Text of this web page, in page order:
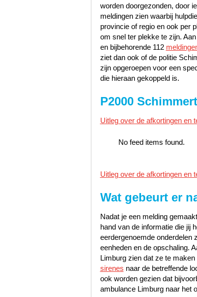
worden doorgezonden, door
meldingen zien waarbij
provincie of regio en ook per
om snel ter plekke te zijn.
en bijbehorende 112
ziet dan ook of de politie
zijn opgeroepen voor een
die hieraan gekoppeld is.
P2000
Uitleg over de afkortingen en
No feed items found.
Uitleg over de afkortingen en
Wat gebeurt er
Nadat je een melding
hand van de informatie die jij
eerdergenoemde onderdelen
eenheden en de opschaling.
Limburg zien dat ze te
sirenes naar de betreffende
ook worden gezien dat
ambulance Limburg naar het